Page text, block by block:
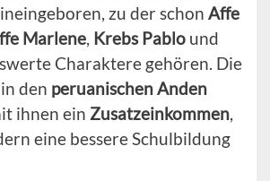
zu der schon Affe
Marlene, Krebs Pablo und
Charaktere gehören. Die
in den peruanischen Anden
ihnen ein Zusatzeinkommen,
eine bessere Schulbildung